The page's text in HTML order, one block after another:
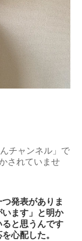
チャンネル」で
されていませ
発表がありま
ます」と明か
と思うんです
心配した。